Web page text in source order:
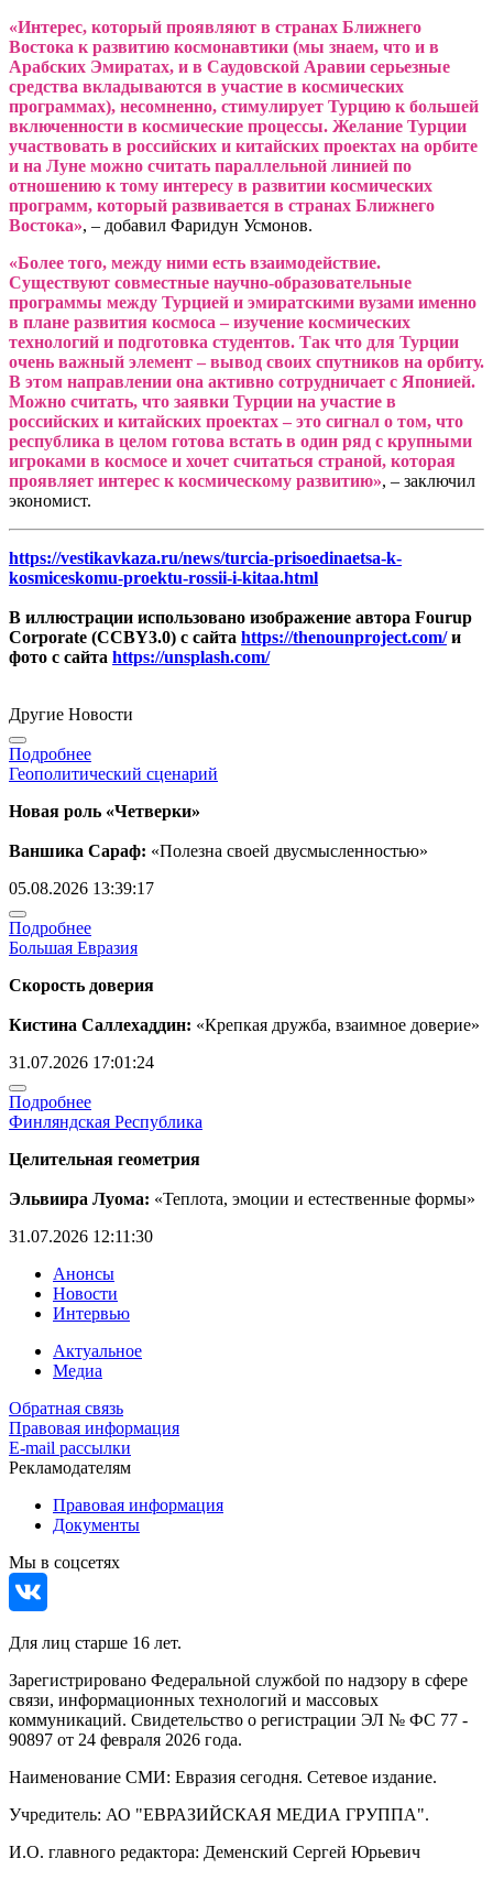
«Интерес, который проявляют в странах Ближнего
Востока к развитию космонавтики (мы знаем, что и в
Арабских Эмиратах, и в Саудовской Аравии серьезные
средства вкладываются в участие в космических
программах), несомненно, стимулирует Турцию к большей
включенности в космические процессы. Желание Турции
участвовать в российских и китайских проектах на орбите
и на Луне можно считать параллельной линией по
отношению к тому интересу в развитии космических
программ, который развивается в странах Ближнего
Востока», – добавил Фаридун Усмонов.
«Более того, между ними есть взаимодействие.
Существуют совместные научно-образовательные
программы между Турцией и эмиратскими вузами именно
в плане развития космоса – изучение космических
технологий и подготовка студентов. Так что для Турции
очень важный элемент – вывод своих спутников на орбиту.
В этом направлении она активно сотрудничает с Японией.
Можно считать, что заявки Турции на участие в
российских и китайских проектах – это сигнал о том, что
республика в целом готова встать в один ряд с крупными
игроками в космосе и хочет считаться страной, которая
проявляет интерес к космическому развитию», – заключил
экономист.
https://vestikavkaza.ru/news/turcia-prisoedinaetsa-k-
kosmiceskomu-proektu-rossii-i-kitaa.html
В иллюстрации использовано изображение автора Fourup
Corporate (CCBY3.0) с сайта https://thenounproject.com/и
фото с сайта https://unsplash.com/
Другие Новости
Подробнее
Геополитический сценарий
Новая роль «Четверки»
Ваншика Сараф: «Полезна своей двусмысленностью»
05.08.2026 13:39:17
Подробнее
Большая Евразия
Скорость доверия
Кистина Саллехаддин: «Крепкая дружба, взаимное доверие»
31.07.2026 17:01:24
Подробнее
Финляндская Республика
Целительная геометрия
Эльвиира Луома: «Теплота, эмоции и естественные формы»
31.07.2026 12:11:30
Анонсы
Новости
Интервью
Актуальное
Медиа
Обратная связь
Правовая информация
E-mail рассылки
Рекламодателям
Правовая информация
Документы
Мы в соцсетях
Для лиц старше 16 лет.
Зарегистрировано Федеральной службой по надзору в сфере
связи, информационных технологий и массовых
коммуникаций. Свидетельство о регистрации ЭЛ № ФС 77 -
90897 от 24 февраля 2026 года.
Наименование СМИ: Евразия сегодня. Сетевое издание.
Учредитель: АО "ЕВРАЗИЙСКАЯ МЕДИА ГРУППА".
И.О. главного редактора: Деменский Сергей Юрьевич